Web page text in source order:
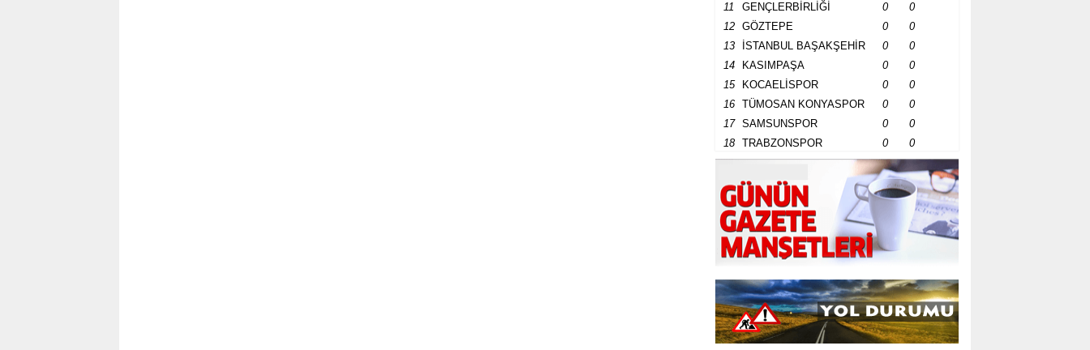
11 GENÇLERBİRLİĞİ 0
0
12
GÖZTEPE 0
0
13
İSTANBUL BAŞAKŞEHİR 0
0
14
KASIMPAŞA 0
0
15
KOCAELİSPOR 0
0
16
TÜMOSAN KONYASPOR 0
0
17
SAMSUNSPOR 0
0
18
TRABZONSPOR 0 0